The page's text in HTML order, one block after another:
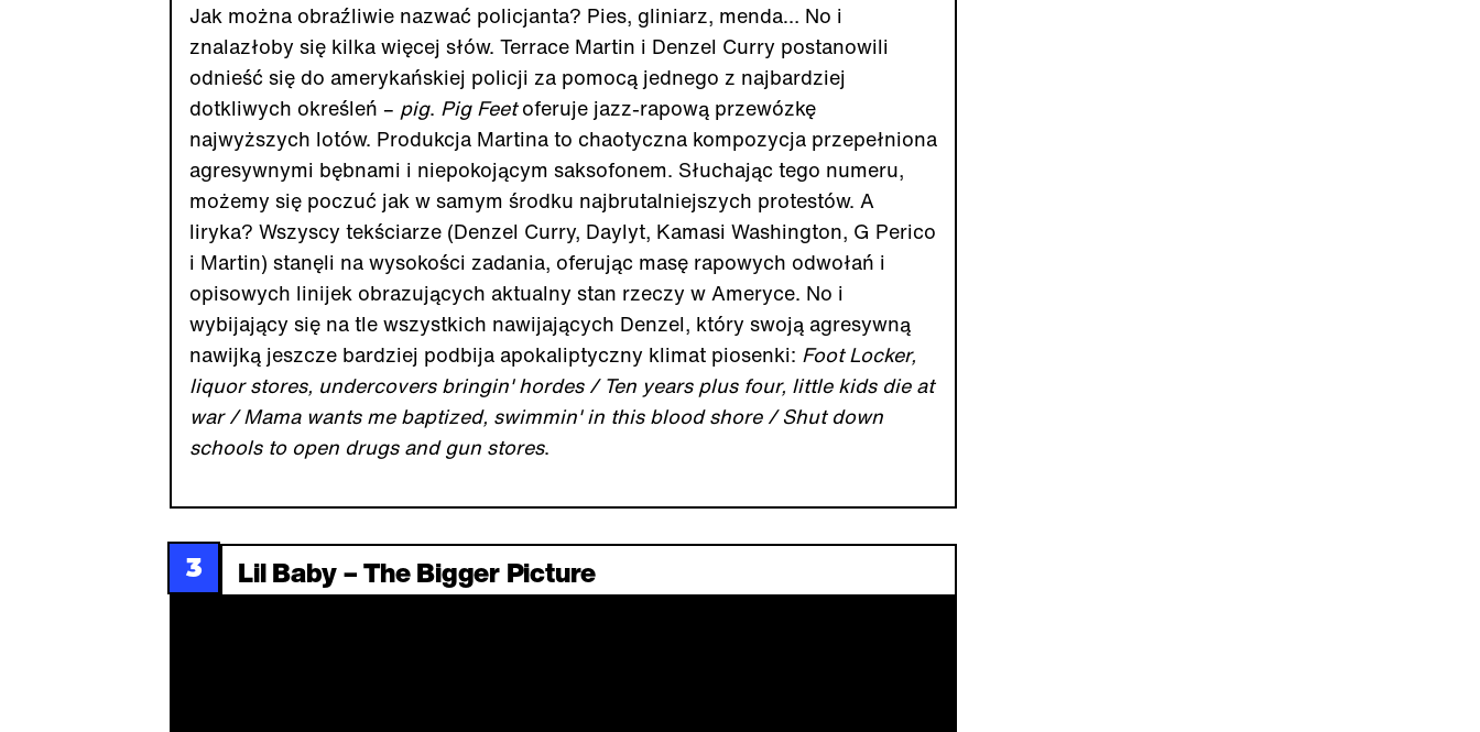
Jak można obraźliwie nazwać policjanta? Pies, gliniarz, menda… No i
znalazłoby się kilka więcej słów. Terrace Martin i Denzel Curry postanowili
odnieść się do amerykańskiej policji za pomocą jednego z najbardziej
dotkliwych określeń – pig. Pig Feetoferuje jazz-rapową przewózkę
najwyższych lotów. Produkcja Martina to chaotyczna kompozycja przepełniona
agresywnymi bębnami i niepokojącym saksofonem. Słuchając tego numeru,
możemy się poczuć jak w samym środku najbrutalniejszych protestów. A
liryka? Wszyscy tekściarze (Denzel Curry, Daylyt, Kamasi Washington, G Perico
i Martin) stanęli na wysokości zadania, oferując masę rapowych odwołań i
opisowych linijek obrazujących aktualny stan rzeczy w Ameryce. No i
wybijający się na tle wszystkich nawijających Denzel, który swoją agresywną
nawijką jeszcze bardziej podbija apokaliptyczny klimat piosenki: Foot Locker,
liquor stores, undercovers bringin' hordes / Ten years plus four, little kids die at
war / Mama wants me baptized, swimmin' in this blood shore / Shut down
schools to open drugs and gun stores.
3 Lil Baby – The Bigger Picture